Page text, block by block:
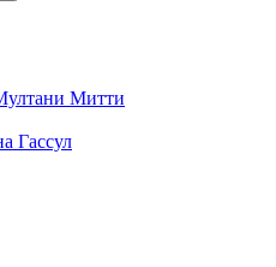
Митти
Гассул